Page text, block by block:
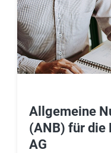
Allgemeine
(ANB) für die
AG